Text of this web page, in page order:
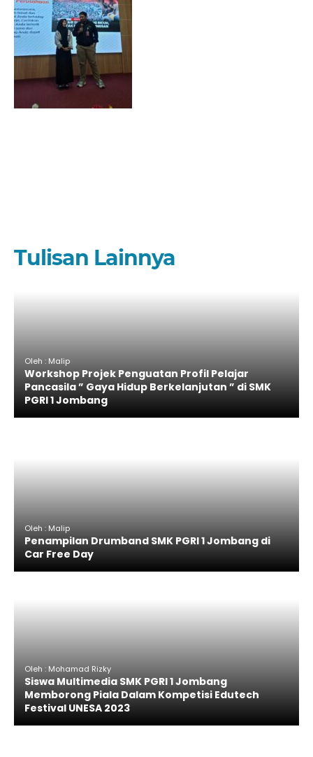
Tulisan Lainnya
Oleh : Malip
Workshop Projek Penguatan Profil Pelajar
Pancasila ” Gaya Hidup Berkelanjutan ” di SMK
PGRI 1 Jombang
Oleh : Malip
Penampilan Drumband SMK PGRI 1 Jombang di
Car Free Day
Oleh : Mohamad Rizky
Siswa Multimedia SMK PGRI 1 Jombang
Memborong Piala Dalam Kompetisi Edutech
Festival UNESA 2023